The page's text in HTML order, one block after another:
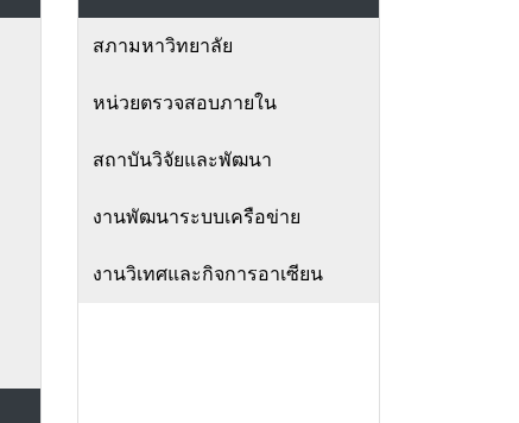
สภามหาวิทยาลัย
หน่วยตรวจสอบภายใน
สถาบันวิจัยและพัฒนา
งานพัฒนาระบบเครือข่าย
งานวิเทศและกิจการอาเซียน